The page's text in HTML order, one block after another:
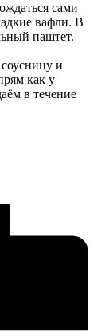
сами
вафли. В
паштет.
и
как у
в течение